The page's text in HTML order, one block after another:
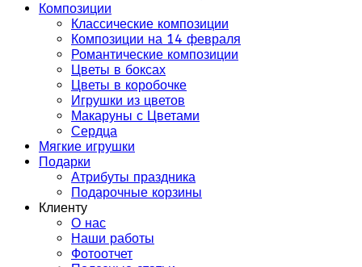
Композиции
Классические композиции
Композиции на 14 февраля
Романтические композиции
Цветы в боксах
Цветы в коробочке
Игрушки из цветов
Макаруны с Цветами
Сердца
Мягкие игрушки
Подарки
Атрибуты праздника
Подарочные корзины
Клиенту
О нас
Наши работы
Фотоотчет